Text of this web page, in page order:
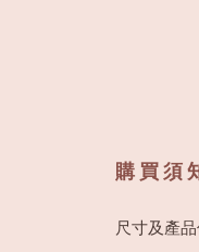
購買須
尺寸及產